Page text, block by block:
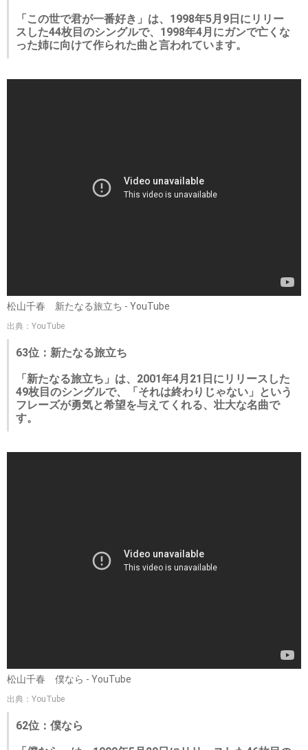
「この世で君が一番好き」は、1998年5月9日にリリー
スした44枚目のシングルで、1998年4月にガンで亡くな
った姉に向けて作られた曲と言われています。
松山千春 新たなる旅立ち - YouTube
出典：YouTube
63位：新たなる旅立ち
「新たなる旅立ち」は、2001年4月21日にリリースした
49枚目のシングルで、「それは終わりじゃない」という
フレーズが勇気と希望を与えてくれる、壮大な名曲で
す。
松山千春 僕なら - YouTube
出典：YouTube
62位：僕なら